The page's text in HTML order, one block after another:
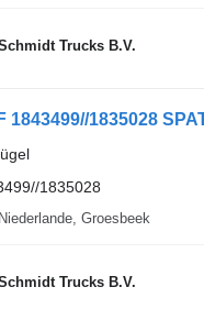
Trucks B.V.
1843499//1835028
1835028
Niederlande, Groesbeek
Trucks B.V.